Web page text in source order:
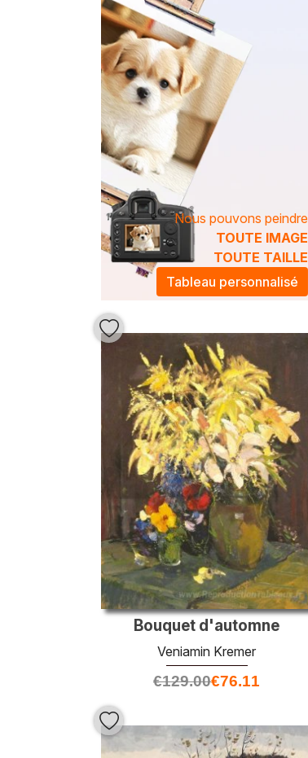
Nous pouvons peindre
TOUTE IMAGE
TOUTE TAILLE
Tableau personnalisé
Bouquet d'automne
Veniamin Kremer
€129.00€76.11